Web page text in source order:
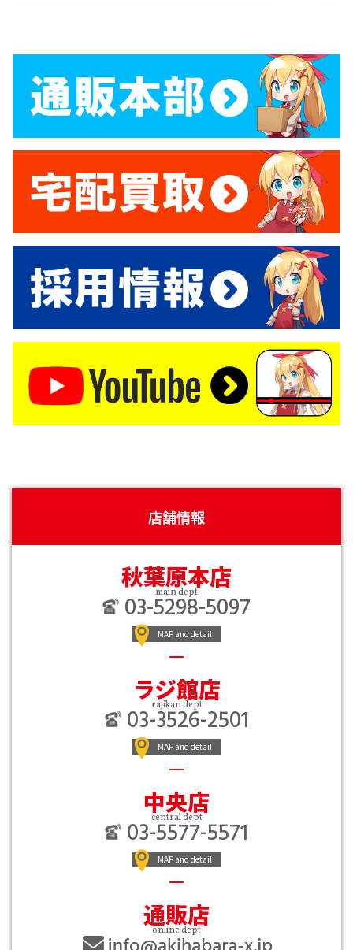
店舗情報
秋葉原本店
main dept
03-5298-5097
MAP and detail
ラジ館店
rajikan dept
03-3526-2501
MAP and detail
中央店
central dept
03-5577-5571
MAP and detail
通販店
online dept